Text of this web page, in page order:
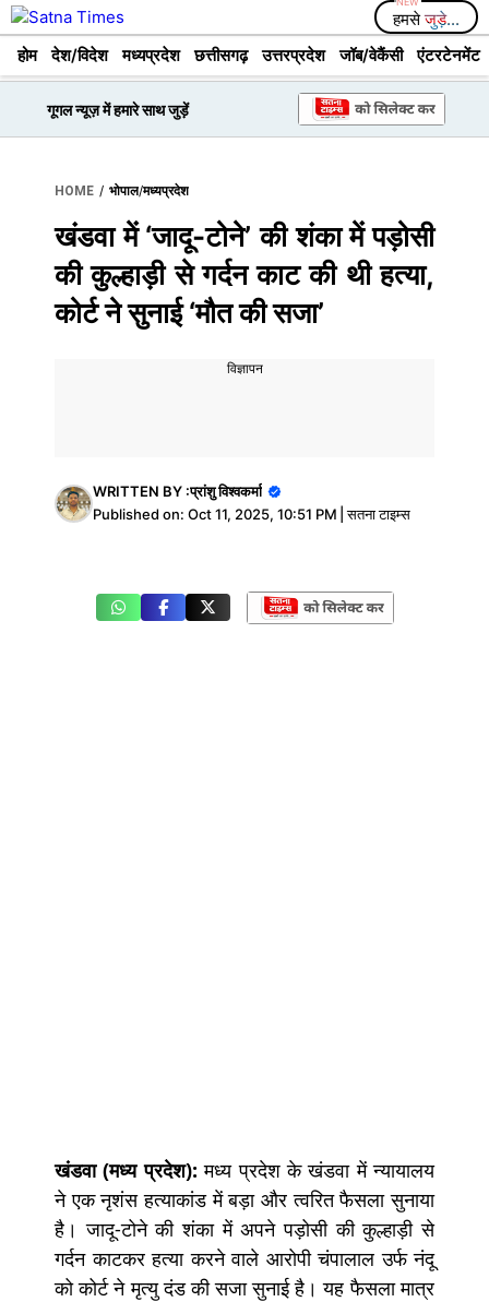
Skip
to
content
हमसेजुड़े...
होम
देश/विदेश मध्यप्रदेश छत्तीसगढ़ उत्तरप्रदेश जॉब/वेकैंसी एंटरटेनमेंट
गूगल न्यूज़ में हमारे साथ जुड़ें
HOME / भोपाल/मध्यप्रदेश
खंडवा में ‘जादू-टोने’ की शंका में पड़ोसी
की कुल्हाड़ी से गर्दन काट की थी हत्या,
कोर्ट ने सुनाई ‘मौत की सजा’
विज्ञापन
WRITTEN BY :प्रांशु विश्वकर्मा
Published on: Oct 11, 2025, 10:51 PM |सतना टाइम्स
खंडवा (मध्य प्रदेश): मध्य प्रदेश के खंडवा में न्यायालय
ने एकनृशंस हत्याकांडमें बड़ा और त्वरित फैसला सुनाया
है। जादू-टोने की शंका में अपने पड़ोसी की कुल्हाड़ी से
गर्दन काटकर हत्या करने वाले आरोपीचंपालाल उर्फ नंदू
को कोर्ट नेमृत्यु दंड की सजासुनाई है। यह फैसला मात्र